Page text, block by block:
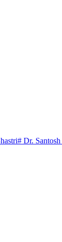
# Dr.